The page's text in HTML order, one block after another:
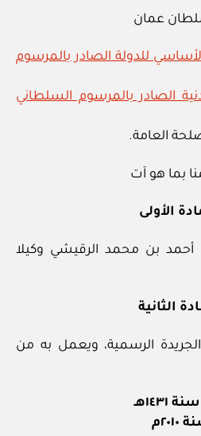
عمان
للدولة الصادر بالمرسوم
الصادر بالمرسوم السلطاني
العامة.
بما هو آت
الأولى
أحمد بن محمد الرقيشي وكيلا
الثانية
الرسمية، ويعمل به من